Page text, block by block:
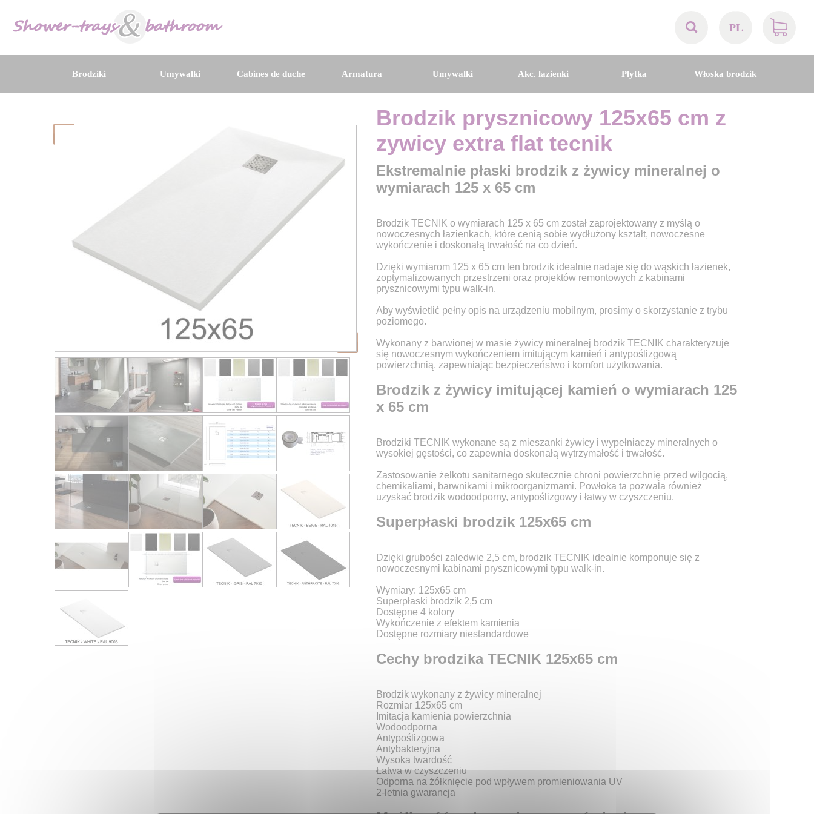
PL
BE
Brodziki Umywalki Cabines de duche Armatura Umywalki Akc. lazienki Płytka Włoska brodzik
Brodzik prysznicowy 125x65 cm z
zywicy extra flat tecnik
Ekstremalnie płaski brodzik z żywicy mineralnej o
wymiarach 125 x 65 cm
Brodzik TECNIK o wymiarach 125 x 65 cm został zaprojektowany z myślą o
nowoczesnych łazienkach, które cenią sobie wydłużony kształt, nowoczesne
wykończenie i doskonałą trwałość na co dzień.
Dzięki wymiarom 125 x 65 cm ten brodzik idealnie nadaje się do wąskich łazienek,
zoptymalizowanych przestrzeni oraz projektów remontowych z kabinami
prysznicowymi typu walk-in.
Aby wyświetlić pełny opis na urządzeniu mobilnym, prosimy o skorzystanie z trybu
poziomego.
Wykonany z barwionej w masie żywicy mineralnej brodzik TECNIK charakteryzuje
się nowoczesnym wykończeniem imitującym kamień i antypoślizgową
powierzchnią, zapewniając bezpieczeństwo i komfort użytkowania.
Brodzik z żywicy imitującej kamień o wymiarach 125
x 65 cm
Brodziki TECNIK wykonane są z mieszanki żywicy i wypełniaczy mineralnych o
wysokiej gęstości, co zapewnia doskonałą wytrzymałość i trwałość.
Zastosowanie żelkotu sanitarnego skutecznie chroni powierzchnię przed wilgocią,
chemikaliami, barwnikami i mikroorganizmami. Powłoka ta pozwala również
uzyskać brodzik wodoodporny, antypoślizgowy i łatwy w czyszczeniu.
Superpłaski brodzik 125x65 cm
Dzięki grubości zaledwie 2,5 cm, brodzik TECNIK idealnie komponuje się z
nowoczesnymi kabinami prysznicowymi typu walk-in.
Wymiary: 125x65 cm
Superpłaski brodzik 2,5 cm
Dostępne 4 kolory
Wykończenie z efektem kamienia
Dostępne rozmiary niestandardowe
Cechy brodzika TECNIK 125x65 cm
Brodzik wykonany z żywicy mineralnej
Rozmiar 125x65 cm
Imitacja kamienia powierzchnia
Wodoodporna
Antypoślizgowa
Antybakteryjna
Wysoka twardość
Łatwa w czyszczeniu
Odporna na żółknięcie pod wpływem promieniowania UV
2-letnia gwarancja